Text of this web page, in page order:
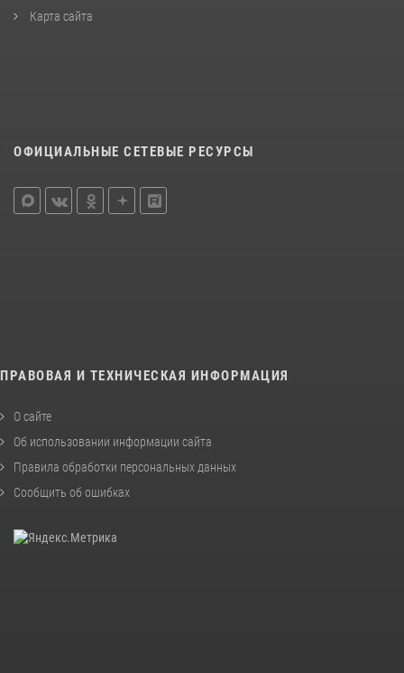
Карта сайта
ОФИЦИАЛЬНЫЕ СЕТЕВЫЕ РЕСУРСЫ
ПРАВОВАЯ И ТЕХНИЧЕСКАЯ ИНФОРМАЦИЯ
О сайте
Об использовании информации сайта
Правила обработки персональных данных
Сообщить об ошибках